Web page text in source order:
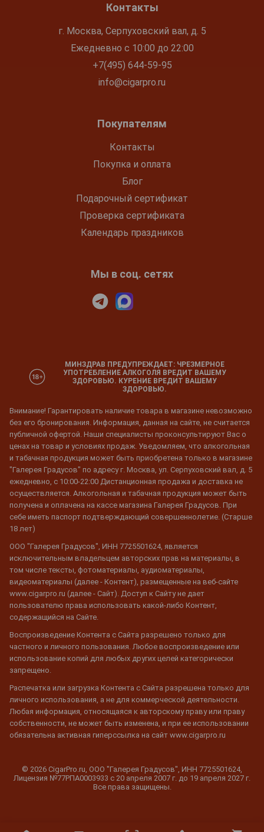
Контакты
г. Москва, Серпуховский вал, д. 5
Ежедневно с 10:00 до 22:00
+7(495) 644-59-95
info@cigarpro.ru
Покупателям
Контакты
Покупка и оплата
Блог
Подарочный сертификат
Проверка сертификата
Календарь праздников
Мы в соц. сетях
МИНЗДРАВ ПРЕДУПРЕЖДАЕТ: ЧРЕЗМЕРНОЕ
УПОТРЕБЛЕНИЕ АЛКОГОЛЯ ВРЕДИТ ВАШЕМУ
ЗДОРОВЬЮ. КУРЕНИЕ ВРЕДИТ ВАШЕМУ
ЗДОРОВЬЮ.
Внимание! Гарантировать наличие товара в магазине невозможно
без его бронирования. Информация, данная на сайте, не считается
публичной офертой. Наши специалисты проконсультируют Вас о
ценах на товар и условиях продаж. Уведомляем, что алкогольная
и табачная продукция может быть приобретена только в магазине
"Галерея Градусов" по адресу г. Москва, ул. Серпуховский вал, д. 5
ежедневно, с 10:00-22:00 Дистанционная продажа и доставка не
осуществляется. Алкогольная и табачная продукция может быть
получена и оплачена на кассе магазина Галерея Градусов. При
себе иметь паспорт подтверждающий совершеннолетие. (Старше
18 лет)
ООО "Галерея Градусов", ИНН 7725501624, является
исключительным владельцем авторских прав на материалы, в
том числе тексты, фотоматериалы, аудиоматериалы,
видеоматериалы (далее - Контент), размещенные на веб-сайте
www.cigarpro.ru (далее - Сайт). Доступ к Сайту не дает
пользователю права использовать какой-либо Контент,
содержащийся на Сайте.
Воспроизведение Контента с Сайта разрешено только для
частного и личного пользования. Любое воспроизведение или
использование копий для любых других целей категорически
запрещено.
Распечатка или загрузка Контента с Сайта разрешена только для
личного использования, а не для коммерческой деятельности.
Любая информация, относящаяся к авторскому праву или праву
собственности, не может быть изменена, и при ее использовании
обязательна активная гиперссылка на сайт www.cigarpro.ru
© 2026 CigarPro.ru, ООО "Галерея Градусов", ИНН 7725501624,
Лицензия №77РПА0003933 c 20 апреля 2007 г. до 19 апреля 2027 г.
Все права защищены.